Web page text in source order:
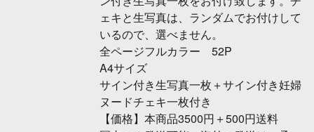
ェキと生写真は、ランダムでお付けして
いるので、選べません。
全ページフルカラー 52P
A4サイズ
サイン付き生写真一枚＋サイン付き妊婦
ヌードチェキ一枚付き
【価格】本商品3500円＋500円送料